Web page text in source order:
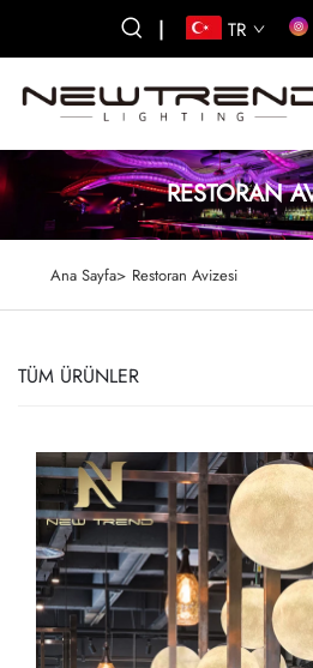
| TR
RESTORAN
Ana Sayfa> Restoran Avizesi
TÜM ÜRÜNLER